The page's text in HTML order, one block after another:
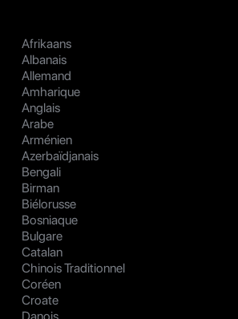
Afrikaans
Albanais
Allemand
Amharique
Anglais
Arabe
Arménien
Azerbaïdjanais
Bengali
Birman
Biélorusse
Bosniaque
Bulgare
Catalan
Chinois Traditionnel
Coréen
Croate